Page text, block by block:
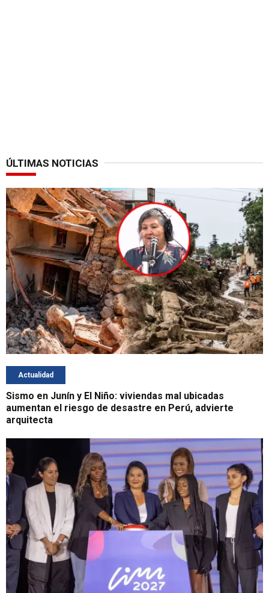
ÚLTIMAS NOTICIAS
Actualidad
Sismo en Junín y El Niño: viviendas mal ubicadas
aumentan el riesgo de desastre en Perú, advierte
arquitecta